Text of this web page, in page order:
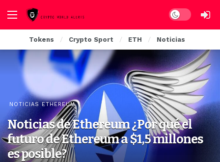
Dark mode
Tokens Crypto Sport ETH Noticias
NOTICIAS ETHEREUM
Noticias de Ethereum ¿Por qué el
futuro de Ethereum a $1,5 millones
es posible?